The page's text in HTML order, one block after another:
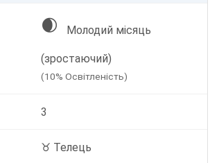
🌒 Молодий місяць
(зростаючий)
(10% Освітленість)
3
♉ Телець